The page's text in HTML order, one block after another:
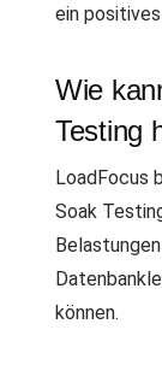
ein
Wie
Testing
LoadFocus
Soak
können.